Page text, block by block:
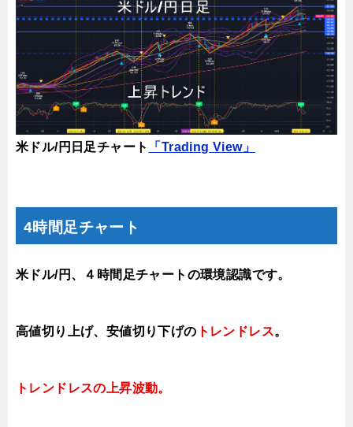
米ドル/円日足チャート 「Trading View」
4時間足チャート
米ドル/円、４時間足チャートの環境認識です。
高値切り上げ、安値切り下げの トレンドレス。
トレンドレスの上昇波動。